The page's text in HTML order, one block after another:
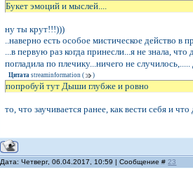
Букет эмоций и мыслей....
ну ты крут!!!)))
..наверно есть особое мистическое действо в
...в первую раз когда принесли...я не знала,
погладила по плечику...ничего не
Цитата streaminformation ( )
попробуй тут Дыши глубже и ровно
то, что заучивается ранее, как вести себя и
Дата: Четверг, 06.04.2017, 10:59 | Сообщение # 23